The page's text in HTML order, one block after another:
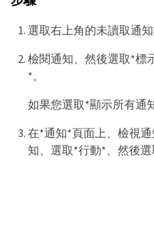
選取右上角的未讀取通知
檢閱通知、然後選取*標
*。
如果您選取*顯示所有通
在*通知*頁面上、檢視
知、選取*行動*、然後選